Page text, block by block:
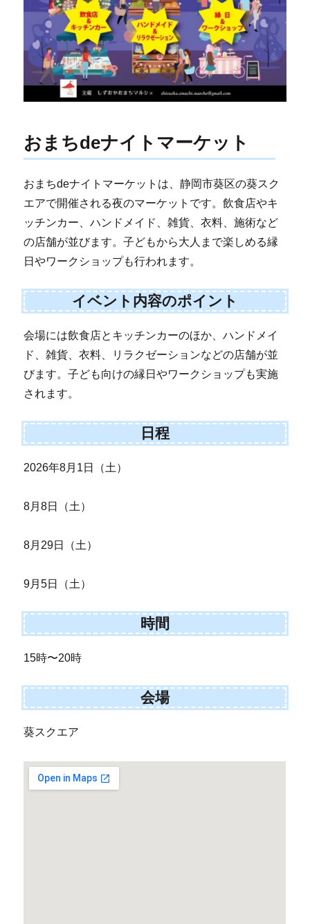
おまちdeナイトマーケット
おまちdeナイトマーケットは、静岡市葵区の葵スク
エアで開催される夜のマーケットです。飲食店やキ
ッチンカー、ハンドメイド、雑貨、衣料、施術など
の店舗が並びます。子どもから大人まで楽しめる縁
日やワークショップも行われます。
イベント内容のポイント
会場には飲食店とキッチンカーのほか、ハンドメイ
ド、雑貨、衣料、リラクゼーションなどの店舗が並
びます。子ども向けの縁日やワークショップも実施
されます。
日程
2026年8月1日（土）
8月8日（土）
8月29日（土）
9月5日（土）
時間
15時〜20時
会場
葵スクエア